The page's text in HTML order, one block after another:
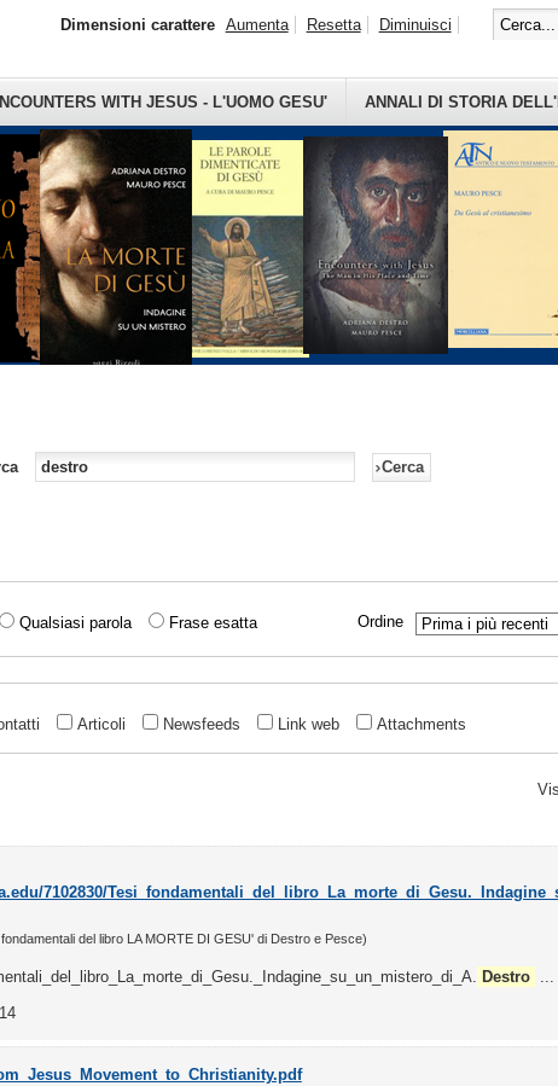
WITH JESUS - L'UOMO GESU' ANNALI DI STORIA
Dimensioni carattere Aumenta Resetta Diminuisci
Cerca
Qualsiasi parola Frase esatta Ordine
Articoli Newsfeeds Link web Attachments
7102830/
del libro LA MORTE DI GESU' di Destro e Pesce)
Destro
...